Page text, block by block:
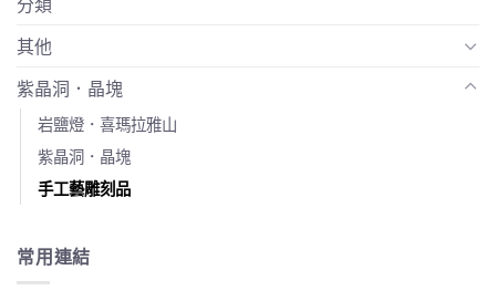
其他
紫晶洞．晶塊
岩鹽燈．喜瑪拉雅山
紫晶洞．晶塊
手工藝雕刻品
常用連結